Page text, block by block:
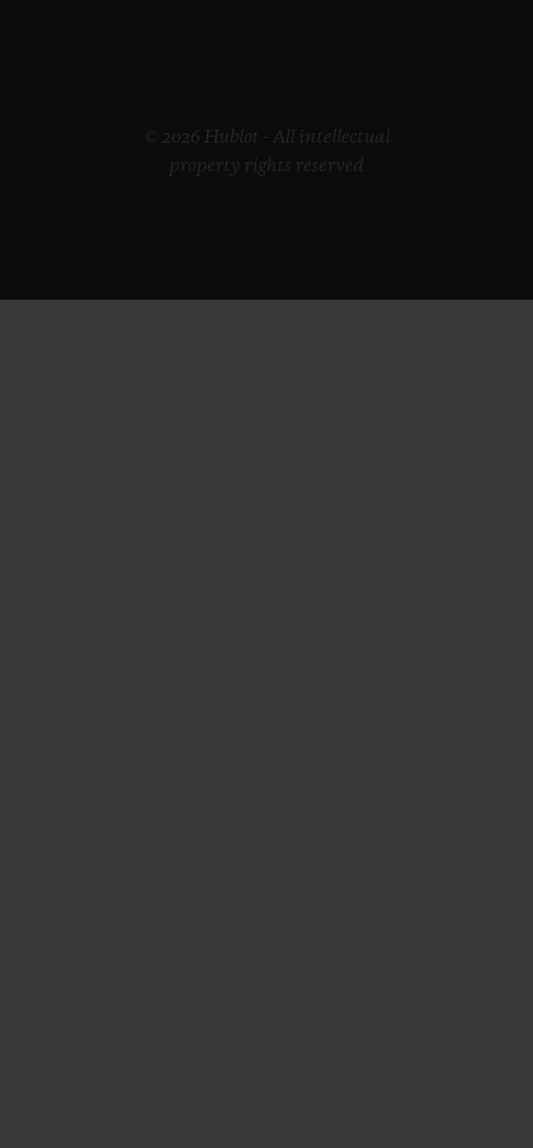
© 2026 Hublot - All intellectual
property rights reserved